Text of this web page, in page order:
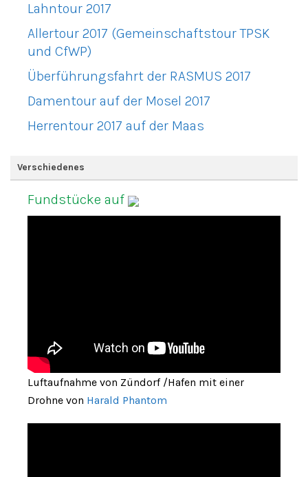
Lahntour 2017
Allertour 2017 (Gemeinschaftstour TPSK
und CfWP)
Überführungsfahrt der RASMUS 2017
Damentour auf der Mosel 2017
Herrentour 2017 auf der Maas
Verschiedenes
Fundstücke auf
Luftaufnahme von Zündorf /Hafen mit einer
Drohne von Harald Phantom